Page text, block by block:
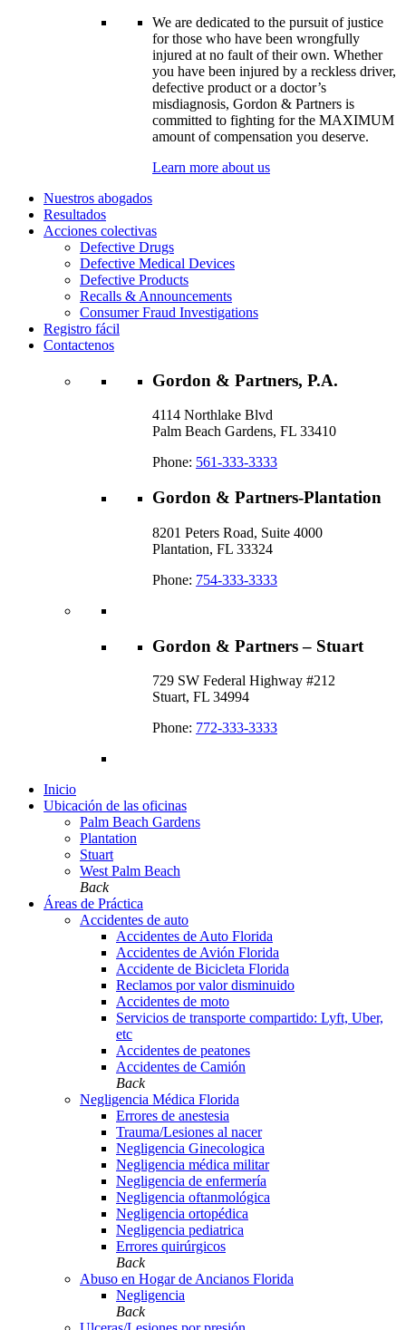
We are dedicated to the pursuit of justice
for those who have been wrongfully
injured at no fault of their own. Whether
you have been injured by a reckless driver,
defective product or a doctor’s
misdiagnosis, Gordon & Partners is
committed to fighting for the MAXIMUM
amount of compensation you deserve.
Learn more about us
Nuestros abogados
Resultados
Acciones colectivas
Defective Drugs
Defective Medical Devices
Defective Products
Recalls & Announcements
Consumer Fraud Investigations
Registro fácil
Contactenos
Gordon & Partners, P.A.
4114 Northlake Blvd
Palm Beach Gardens, FL 33410
Phone: 561-333-3333
Gordon & Partners-Plantation
8201 Peters Road, Suite 4000
Plantation, FL 33324
Phone: 754-333-3333
Gordon & Partners – Stuart
729 SW Federal Highway #212
Stuart, FL 34994
Phone: 772-333-3333
Inicio
Ubicación de las oficinas
Palm Beach Gardens
Plantation
Stuart
West Palm Beach
Back
Áreas de Práctica
Accidentes de auto
Accidentes de Auto Florida
Accidentes de Avión Florida
Accidente de Bicicleta Florida
Reclamos por valor disminuido
Accidentes de moto
Servicios de transporte compartido: Lyft, Uber,
etc
Accidentes de peatones
Accidentes de Camión
Back
Negligencia Médica Florida
Errores de anestesia
Trauma/Lesiones al nacer
Negligencia Ginecologica
Negligencia médica militar
Negligencia de enfermería
Negligencia oftanmológica
Negligencia ortopédica
Negligencia pediatrica
Errores quirúrgicos
Back
Abuso en Hogar de Ancianos Florida
Negligencia
Back